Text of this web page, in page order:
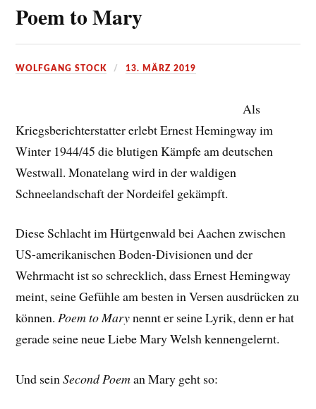
Poem to Mary
WOLFGANG STOCK 13. MÄRZ 2019
Als
Kriegsberichterstatter erlebt Ernest Hemingway im
Winter 1944/45 die blutigen Kämpfe am deutschen
Westwall. Monatelang wird in der waldigen
Schneelandschaft der Nordeifel gekämpft.
Diese Schlacht im Hürtgenwald bei Aachen zwischen
US-amerikanischen Boden-Divisionen und der
Wehrmacht ist so schrecklich, dass Ernest Hemingway
meint, seine Gefühle am besten in Versen ausdrücken zu
können.Poem to Marynennt er seine Lyrik, denn er hat
gerade seine neue Liebe Mary Welsh kennengelernt.
Und seinSecond Poeman Mary geht so: